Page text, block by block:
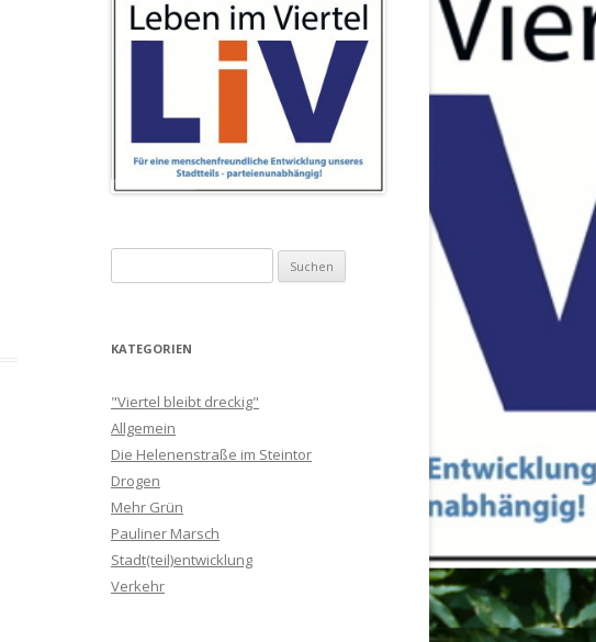
nach:
KATEGORIEN
"Viertel bleibt dreckig"
Allgemein
Die Helenenstraße im Steintor
Drogen
Mehr Grün
Pauliner Marsch
Stadt(teil)entwicklung
Verkehr